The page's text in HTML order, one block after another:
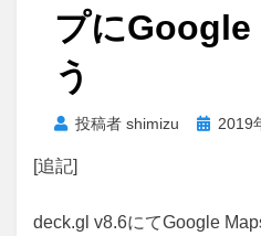
プにGoogle
う
投稿者shimizu
投 2019
[追記]
deck.gl v8.6にてGoogle